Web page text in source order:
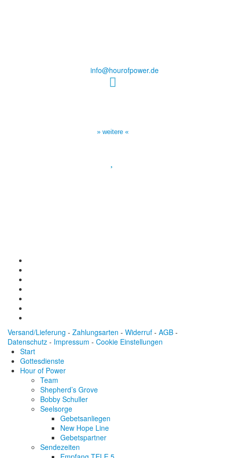
info@hourofpower.de
» weitere «
Versand/Lieferung - Zahlungsarten - Widerruf - AGB -
Datenschutz - Impressum - Cookie Einstellungen
Start
Gottesdienste
Hour of Power
Team
Shepherd’s Grove
Bobby Schuller
Seelsorge
Gebetsanliegen
New Hope Line
Gebetspartner
Sendezeiten